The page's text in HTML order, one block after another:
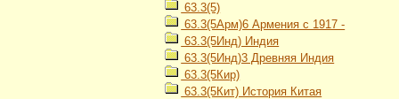
63.3(5)
63.3(5Арм)6 Армения с 1917 -
63.3(5Инд) Индия
63.3(5Инд)3 Древняя Индия
63.3(5Кир)
63.3(5Кит) История Китая